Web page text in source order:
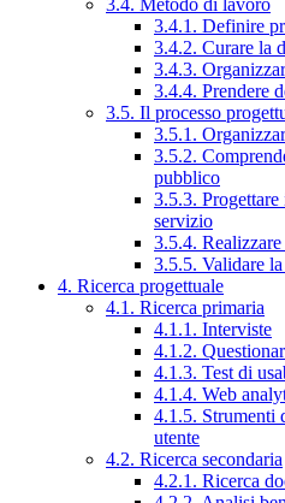
3.4.1. Definire
3.4.2. Curare la
3.4.3.
3.4.4. Prendere
3.5. Il processo
3.5.1.
3.5.2.
pubblico
3.5.3. Progettare
servizio
3.5.4.
3.5.5. Validare
4. Ricerca progettuale
4.1. Ricerca primaria
4.1.1. Interviste
4.1.2.
4.1.3. Test di
4.1.4. Web
4.1.5. Strumenti
utente
4.2. Ricerca secondaria
4.2.1. Ricerca